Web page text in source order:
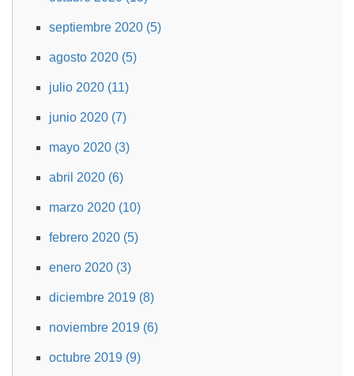
septiembre 2020 (5)
agosto 2020 (5)
julio 2020 (11)
junio 2020 (7)
mayo 2020 (3)
abril 2020 (6)
marzo 2020 (10)
febrero 2020 (5)
enero 2020 (3)
diciembre 2019 (8)
noviembre 2019 (6)
octubre 2019 (9)